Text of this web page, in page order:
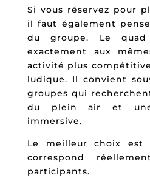
Si vous réservez pour
il faut également
du groupe. Le
exactement aux
activité plus
ludique. Il convient
groupes qui
du plein air et une
immersive.
Le meilleur choix est
correspond
participants.